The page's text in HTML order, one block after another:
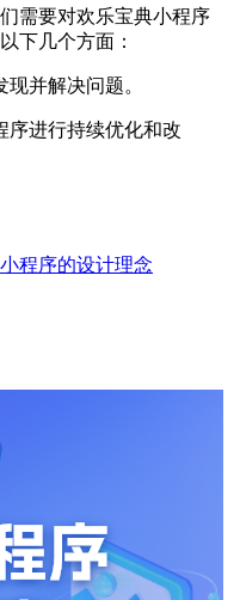
要对欢乐宝典小程序
下几个方面：
并解决问题。
进行持续优化和改
程序的设计理念